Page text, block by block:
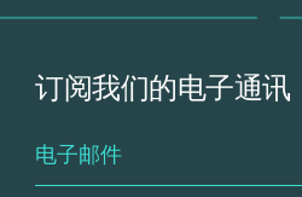
订阅我们的电子通讯